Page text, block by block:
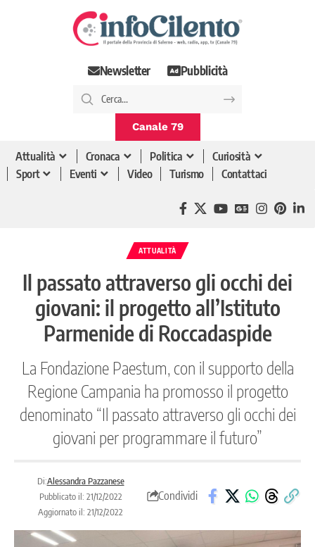
Newsletter Pubblicità
Canale 79
Attualità Cronaca Politica
Curiosità
Sport
Eventi Video Turismo Contattaci
ATTUALITÀ
Il passato attraverso gli occhi dei
giovani: il progetto all’Istituto
Parmenide di Roccadaspide
La Fondazione Paestum, con il supporto della
Regione Campania ha promosso il progetto
denominato “Il passato attraverso gli occhi dei
giovani per programmare il futuro”
Di:Alessandra Pazzanese
Pubblicato il: 21/12/2022
Aggiornato il: 21/12/2022
Condividi